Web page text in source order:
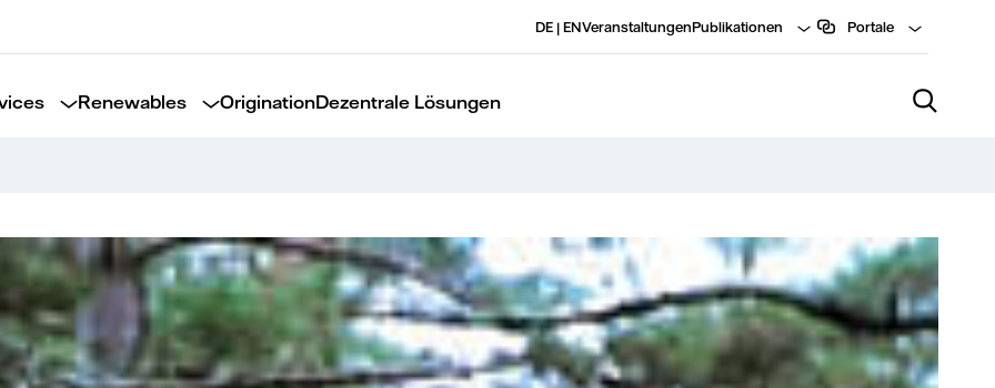
Renewables OriginationDezentrale Lösungen
Portale
Publikationen
Veranstaltungen
DE | EN